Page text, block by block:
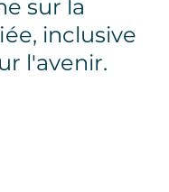
sur la
inclusive
l'avenir.